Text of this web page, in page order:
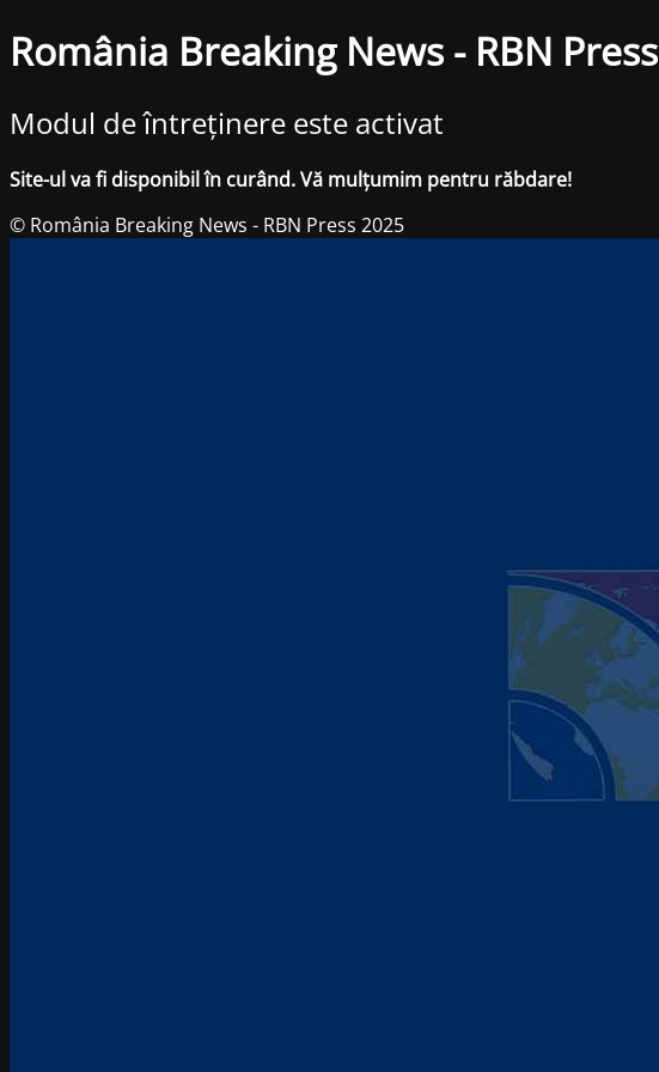
România Breaking News - RBN Press
Modul de întreținere este activat
Site-ul va fi disponibil în curând. Vă mulțumim pentru răbdare!
© România Breaking News - RBN Press 2025